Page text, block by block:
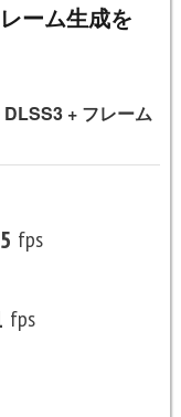
ーム生成を
+ フレーム
fps
fps